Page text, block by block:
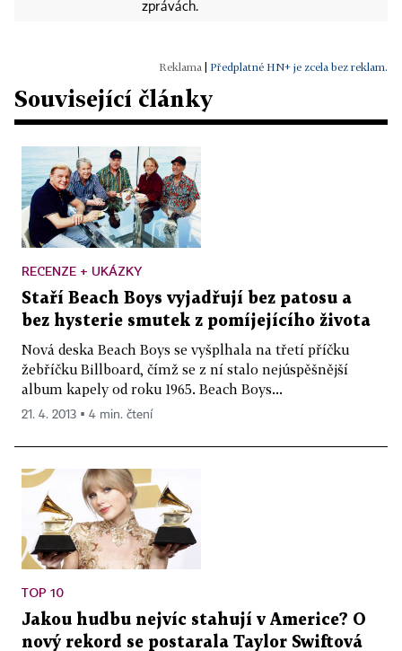
zprávách.
Předplatné HN+ je zcela bez reklam.
Související články
RECENZE + UKÁZKY
Staří Beach Boys vyjadřují bez patosu a
bez hysterie smutek z pomíjejícího života
Nová deska Beach Boys se vyšplhala na třetí příčku
žebříčku Billboard, čímž se z ní stalo nejúspěšnější
album kapely od roku 1965. Beach Boys...
21. 4. 2013 ▪ 4 min. čtení
TOP 10
Jakou hudbu nejvíc stahují v Americe? O
nový rekord se postarala Taylor Swiftová